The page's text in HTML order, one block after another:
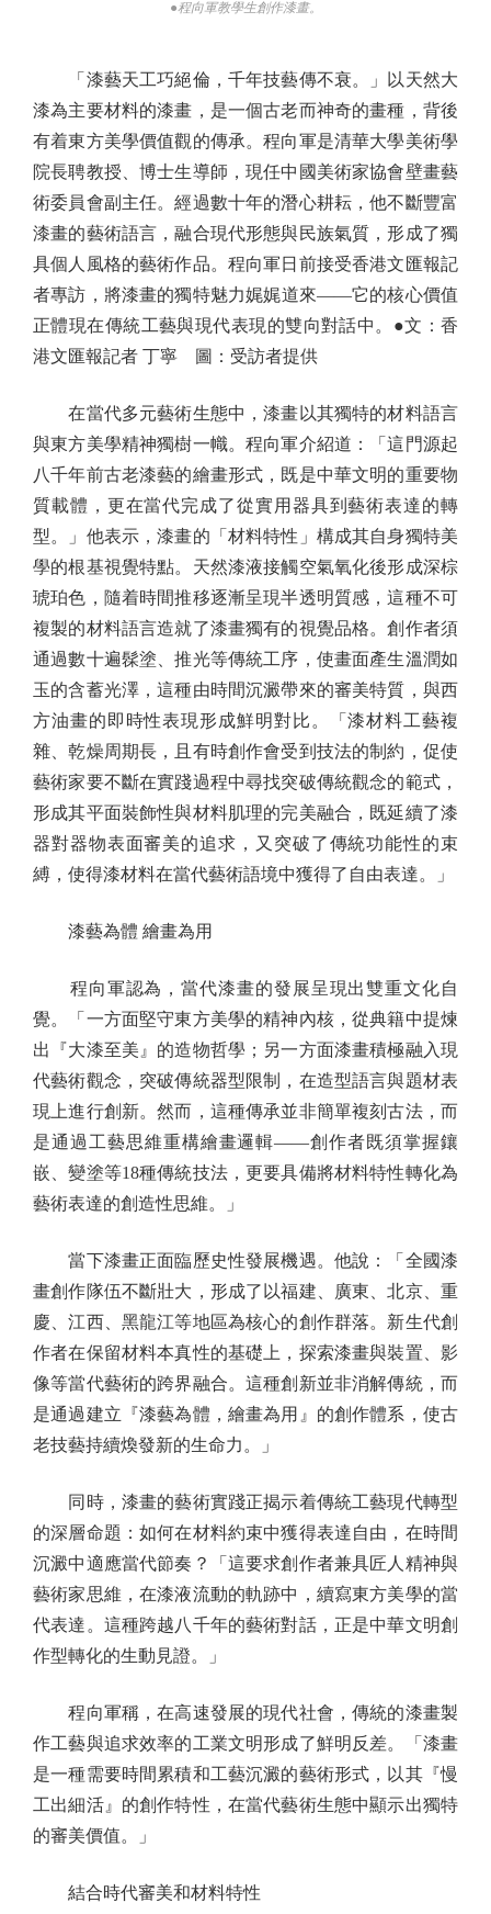
●程向軍教學生創作漆畫。
「漆藝天工巧絕倫，千年技藝傳不衰。」以天然大
漆為主要材料的漆畫，是一個古老而神奇的畫種，背後
有着東方美學價值觀的傳承。程向軍是清華大學美術學
院長聘教授、博士生導師，現任中國美術家協會壁畫藝
術委員會副主任。經過數十年的潛心耕耘，他不斷豐富
漆畫的藝術語言，融合現代形態與民族氣質，形成了獨
具個人風格的藝術作品。程向軍日前接受香港文匯報記
者專訪，將漆畫的獨特魅力娓娓道來——它的核心價值
正體現在傳統工藝與現代表現的雙向對話中。●文：香
港文匯報記者 丁寧 圖：受訪者提供
在當代多元藝術生態中，漆畫以其獨特的材料語言
與東方美學精神獨樹一幟。程向軍介紹道：「這門源起
八千年前古老漆藝的繪畫形式，既是中華文明的重要物
質載體，更在當代完成了從實用器具到藝術表達的轉
型。」他表示，漆畫的「材料特性」構成其自身獨特美
學的根基視覺特點。天然漆液接觸空氣氧化後形成深棕
琥珀色，隨着時間推移逐漸呈現半透明質感，這種不可
複製的材料語言造就了漆畫獨有的視覺品格。創作者須
通過數十遍髹塗、推光等傳統工序，使畫面產生溫潤如
玉的含蓄光澤，這種由時間沉澱帶來的審美特質，與西
方油畫的即時性表現形成鮮明對比。「漆材料工藝複
雜、乾燥周期長，且有時創作會受到技法的制約，促使
藝術家要不斷在實踐過程中尋找突破傳統觀念的範式，
形成其平面裝飾性與材料肌理的完美融合，既延續了漆
器對器物表面審美的追求，又突破了傳統功能性的束
縛，使得漆材料在當代藝術語境中獲得了自由表達。」
漆藝為體 繪畫為用
程向軍認為，當代漆畫的發展呈現出雙重文化自
覺。「一方面堅守東方美學的精神內核，從典籍中提煉
出『大漆至美』的造物哲學；另一方面漆畫積極融入現
代藝術觀念，突破傳統器型限制，在造型語言與題材表
現上進行創新。然而，這種傳承並非簡單複刻古法，而
是通過工藝思維重構繪畫邏輯——創作者既須掌握鑲
嵌、變塗等18種傳統技法，更要具備將材料特性轉化為
藝術表達的創造性思維。」
當下漆畫正面臨歷史性發展機遇。他說：「全國漆
畫創作隊伍不斷壯大，形成了以福建、廣東、北京、重
慶、江西、黑龍江等地區為核心的創作群落。新生代創
作者在保留材料本真性的基礎上，探索漆畫與裝置、影
像等當代藝術的跨界融合。這種創新並非消解傳統，而
是通過建立『漆藝為體，繪畫為用』的創作體系，使古
老技藝持續煥發新的生命力。」
同時，漆畫的藝術實踐正揭示着傳統工藝現代轉型
的深層命題：如何在材料約束中獲得表達自由，在時間
沉澱中適應當代節奏？「這要求創作者兼具匠人精神與
藝術家思維，在漆液流動的軌跡中，續寫東方美學的當
代表達。這種跨越八千年的藝術對話，正是中華文明創
作型轉化的生動見證。」
程向軍稱，在高速發展的現代社會，傳統的漆畫製
作工藝與追求效率的工業文明形成了鮮明反差。「漆畫
是一種需要時間累積和工藝沉澱的藝術形式，以其『慢
工出細活』的創作特性，在當代藝術生態中顯示出獨特
的審美價值。」
結合時代審美和材料特性